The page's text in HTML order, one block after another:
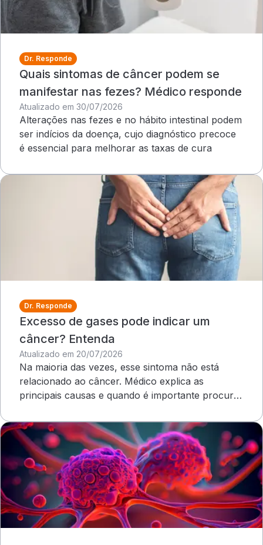
Dr. Responde
Quais sintomas de câncer podem se
manifestar nas fezes? Médico responde
Atualizado em 30/07/2026
Alterações nas fezes e no hábito intestinal podem
ser indícios da doença, cujo diagnóstico precoce
é essencial para melhorar as taxas de cura
Dr. Responde
Excesso de gases pode indicar um
câncer? Entenda
Atualizado em 20/07/2026
Na maioria das vezes, esse sintoma não está
relacionado ao câncer. Médico explica as
principais causas e quando é importante procurar